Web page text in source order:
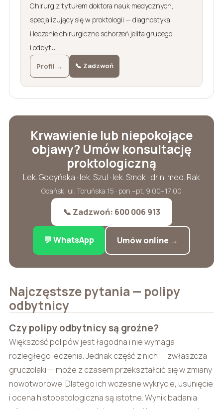
Chirurg z tytułem doktora nauk medycznych,
specjalizujący się w proktologii — diagnostyka
i leczenie chirurgiczne schorzeń jelita grubego
i odbytu.
Profil → 📞 Zadzwoń
Krwawienie lub niepokojące
objawy? Umów konsultację
proktologiczną
Lek. Godyńska · lek. Szul · lek. Smok · dr n. med. Rak
Gdańsk, ul. Toruńska 15 · pon.–pt. 9:00–17:00
📞 Zadzwoń: 600 006 913
💬 WhatsApp Umów online →
Najczęstsze pytania — polipy
odbytnicy
Czy polipy odbytnicy są groźne?
Większość polipów jest łagodna i nie wymaga
rozległego leczenia. Jednak część z nich — zwłaszcza
gruczolaki — może z czasem przekształcić się w zmiany
nowotworowe. Dlatego ich wczesne wykrycie, usunięcie
i ocena histopatologiczna są istotne. Wynik badania